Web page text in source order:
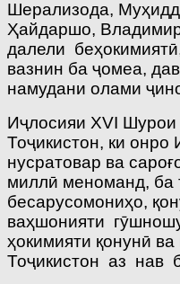
Шерализода,
Ҳайдаршо,
далели
вазнин ба ҷомеа,
намудани олами
Иҷлосияи XVI
Тоҷикистон, ки онро
нусратовар ва
миллӣ меноманд, ба
бесарусомониҳо,
ваҳшонияти
ҳокимияти қонунӣ
Тоҷикистон аз нав